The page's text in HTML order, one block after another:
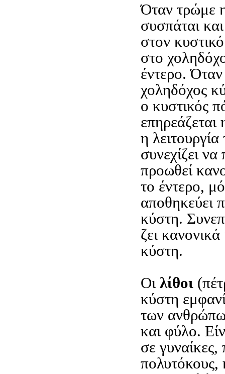
Όταν τρώμε
συσπάται
στον
στο
έντερο. Όταν
χοληδόχος
ο κυστικός
επηρεάζεται
η
συνεχίζει
προωθεί
το έντερο,
αποθηκεύει
κύστη.
ζει
κύστη.
Οι λίθοι
κύστη
των
και φύλο.
σε
πολυτόκους,